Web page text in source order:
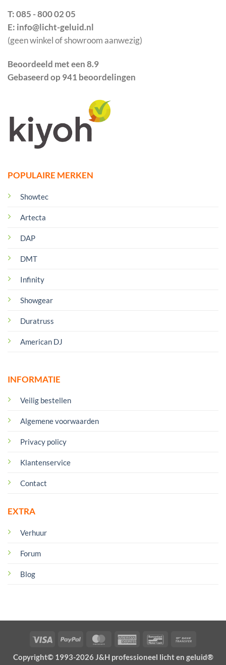
POPULAIRE MERKEN
Showtec
Artecta
DAP
DMT
Infinity
Showgear
Duratruss
American DJ
INFORMATIE
Veilig bestellen
Algemene voorwaarden
Privacy policy
Klantenservice
Contact
EXTRA
Verhuur
Forum
Blog
T: 085 - 800 02 05
E: info@licht-geluid.nl
(geen winkel of showroom aanwezig)
Beoordeeld met een 8.9
Gebaseerd op 941 beoordelingen
Visa PayPal MasterCardAmerican
Bancontact
Copyright© 1993-2026 J&H professioneel licht en geluid®